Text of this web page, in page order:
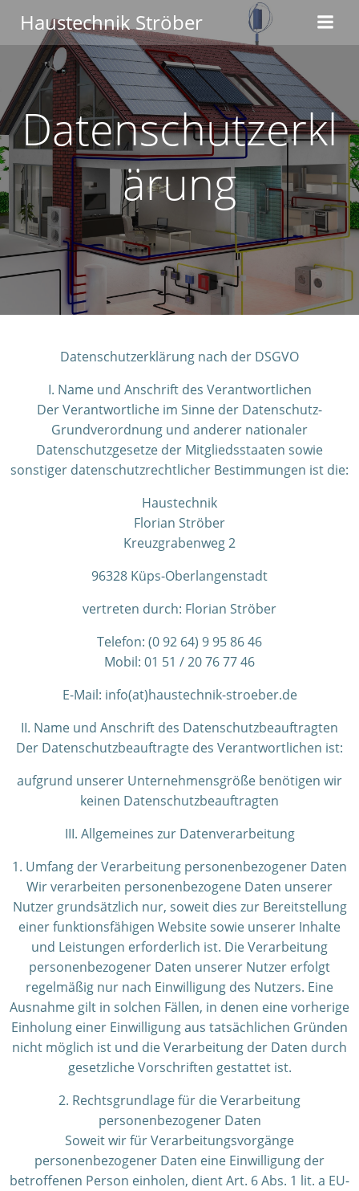
Haustechnik Ströber
Datenschutzerkl
ärung
Datenschutzerklärung nach der DSGVO
I. Name und Anschrift des Verantwortlichen
Der Verantwortliche im Sinne der Datenschutz-
Grundverordnung und anderer nationaler
Datenschutzgesetze der Mitgliedsstaaten sowie
sonstiger datenschutzrechtlicher Bestimmungen ist die:
Haustechnik
Florian Ströber
Kreuzgrabenweg 2
96328 Küps-Oberlangenstadt
vertreten durch: Florian Ströber
Telefon: (0 92 64) 9 95 86 46
Mobil: 01 51 / 20 76 77 46
E-Mail: info(at)haustechnik-stroeber.de
II. Name und Anschrift des Datenschutzbeauftragten
Der Datenschutzbeauftragte des Verantwortlichen ist:
aufgrund unserer Unternehmensgröße benötigen wir
keinen Datenschutzbeauftragten
III. Allgemeines zur Datenverarbeitung
1. Umfang der Verarbeitung personenbezogener Daten
Wir verarbeiten personenbezogene Daten unserer
Nutzer grundsätzlich nur, soweit dies zur Bereitstellung
einer funktionsfähigen Website sowie unserer Inhalte
und Leistungen erforderlich ist. Die Verarbeitung
personenbezogener Daten unserer Nutzer erfolgt
regelmäßig nur nach Einwilligung des Nutzers. Eine
Ausnahme gilt in solchen Fällen, in denen eine vorherige
Einholung einer Einwilligung aus tatsächlichen Gründen
nicht möglich ist und die Verarbeitung der Daten durch
gesetzliche Vorschriften gestattet ist.
2. Rechtsgrundlage für die Verarbeitung
personenbezogener Daten
Soweit wir für Verarbeitungsvorgänge
personenbezogener Daten eine Einwilligung der
betroffenen Person einholen, dient Art. 6 Abs. 1 lit. a EU-